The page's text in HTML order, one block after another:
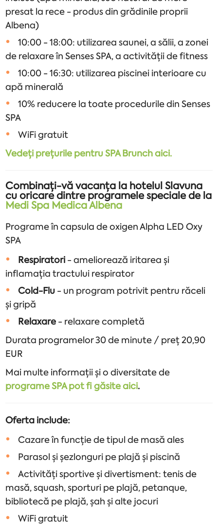
presat la rece - produs din grădinile proprii
Albena)
10:00 - 18:00: utilizarea saunei, a sălii, a zonei
de relaxare în Senses SPA, a activității de fitness
10:00 - 16:30: utilizarea piscinei interioare cu
apă minerală
10% reducere la toate procedurile din Senses
SPA
WiFi gratuit
Vedeți prețurile pentru SPA Brunch aici.
Combinați-vă vacanța la hotelul Slavuna
cu oricare dintre programele speciale de la
Medi Spa Medica Albena
Programe în capsula de oxigen Alpha LED Oxy
SPA
Respiratori - ameliorează iritarea și
inflamația tractului respirator
Cold-Flu - un program potrivit pentru răceli
și gripă
Relaxare - relaxare completă
Durata programelor 30 de minute / preț 20,90
EUR
Mai multe informații și o diversitate de
programe SPA pot fi găsite aici.
Oferta include:
Cazare în funcție de tipul de masă ales
Parasol și șezlonguri pe plajă și piscină
Activități sportive și divertisment: tenis de
masă, squash, sporturi pe plajă, petanque,
bibliotecă pe plajă, șah și alte jocuri
WiFi gratuit